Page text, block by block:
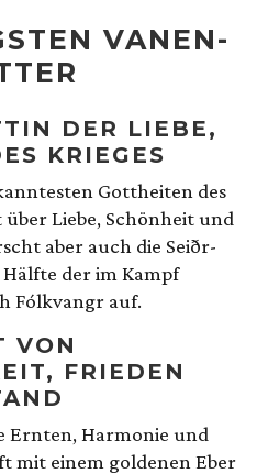
VANEN-
DER LIEBE,
KRIEGES
Gottheiten des
Liebe, Schönheit und
aber auch die Seiðr-
der im Kampf
Fólkvangr auf.
VON
FRIEDEN
Ernten, Harmonie und
mit einem goldenen Eber